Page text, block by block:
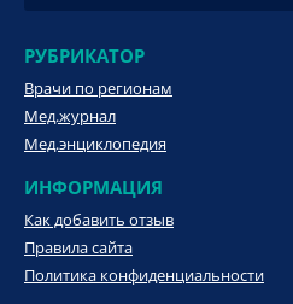
РУБРИКАТОР
Врачи по регионам
Мед.журнал
Мед.энциклопедия
ИНФОРМАЦИЯ
Как добавить отзыв
Правила сайта
Политика конфиденциальности